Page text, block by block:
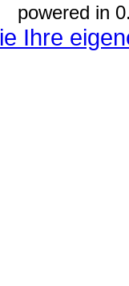
powered in
Ihre